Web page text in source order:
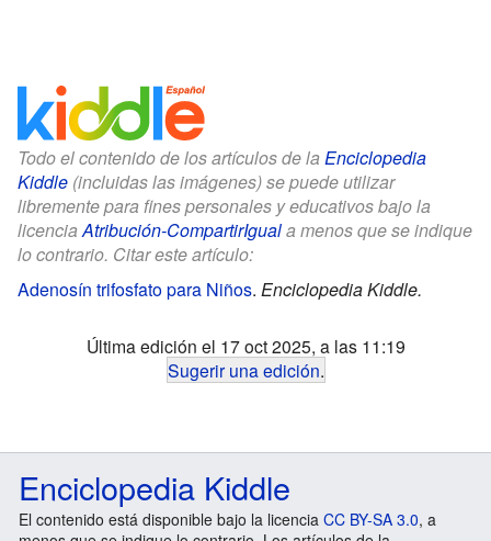
Todo el contenido de los artículos de la Enciclopedia
Kiddle (incluidas las imágenes) se puede utilizar
libremente para fines personales y educativos bajo la
licenciaAtribución-CompartirIguala menos que se indique
lo contrario. Citar este artículo:
Adenosín trifosfato para Niños. Enciclopedia Kiddle.
Última edición el 17 oct 2025, a las 11:19
Sugerir una edición.
Enciclopedia Kiddle
El contenido está disponible bajo la licencia CC BY-SA 3.0, a